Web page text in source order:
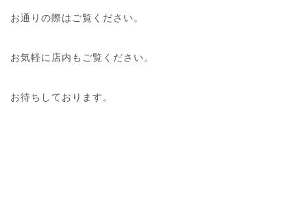
お通りの際はご覧ください。
お気軽に店内もご覧ください。
お待ちしております。